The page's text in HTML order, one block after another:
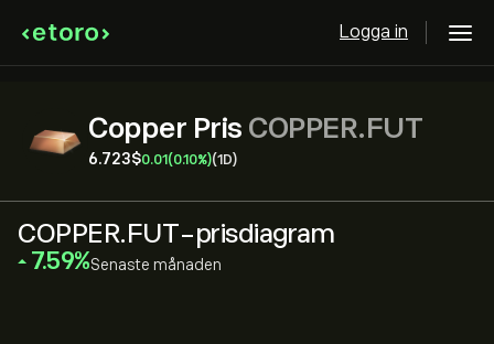
Logga in
Copper Pris COPPER.FUT
6.723‎$‎0.01 (0.10%)(1D)
COPPER.FUT-prisdiagram
‎7.59‎ Senaste månaden